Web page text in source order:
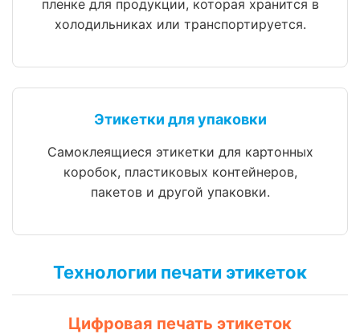
пленке для продукции, которая хранится в
холодильниках или транспортируется.
Этикетки для упаковки
Самоклеящиеся этикетки для картонных
коробок, пластиковых контейнеров,
пакетов и другой упаковки.
Технологии печати этикеток
Цифровая печать этикеток